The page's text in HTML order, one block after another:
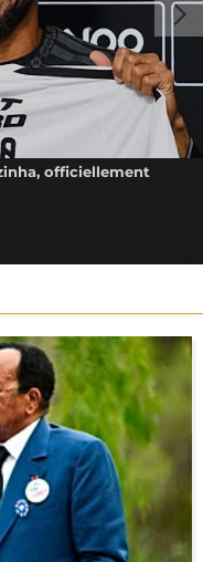
officiellement